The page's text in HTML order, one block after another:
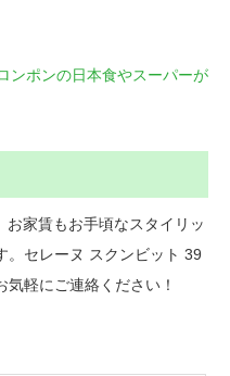
ンポンの日本食やスーパーが
家賃もお手頃なスタイリッ
。セレーヌ スクンビット 39
軽にご連絡ください！